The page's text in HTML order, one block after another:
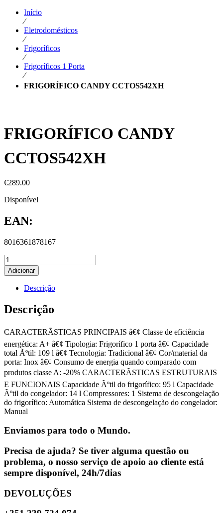
Início
⁄
Eletrodomésticos
⁄
Frigoríficos
⁄
Frigoríficos 1 Porta
⁄
FRIGORÍFICO CANDY CCTOS542XH
FRIGORÍFICO CANDY
CCTOS542XH
€289.00
Disponível
EAN:
8016361878167
Adicionar
Descrição
Descrição
CARACTERÃSTICAS PRINCIPAIS â€¢ Classe de eficiência
energética: A+ â€¢ Tipologia: Frigorífico 1 porta â€¢ Capacidade
total Ãºtil: 109 l â€¢ Tecnologia: Tradicional â€¢ Cor/material da
porta: Inox â€¢ Consumo de energia quando comparado com
produtos classe A: -20% CARACTERÃSTICAS ESTRUTURAIS
E FUNCIONAIS Capacidade Ãºtil do frigorífico: 95 l Capacidade
Ãºtil do congelador: 14 l Compressores: 1 Sistema de descongelação
do frigorífico: Automática Sistema de descongelação do congelador:
Manual
Enviamos para todo o Mundo.
Precisa de ajuda? Se tiver alguma questão ou
problema, o nosso serviço de apoio ao cliente está
sempre disponível, 24h/7dias
DEVOLUÇÕES